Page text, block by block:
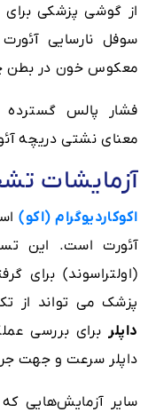
از گوشی پزشکی
سوفل نارسایی
معکوس خون در بطن
معنای نشتی دریچه
آزمایشات
اکوکاردیوگرام (اکو)
آئورت است. این
(اولتراسوند) برای
پزشک می تواند از
داپلر برای بررسی
داپلر سرعت و جهت
سایر آزمایش‌هایی